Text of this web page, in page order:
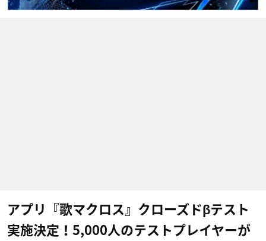
アプリ『歌マクロス』クローズドβテスト
実施決定！5,000人のテストプレイヤーが